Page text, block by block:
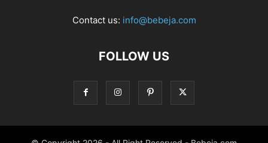
Contact us: info@bebeja.com
FOLLOW US